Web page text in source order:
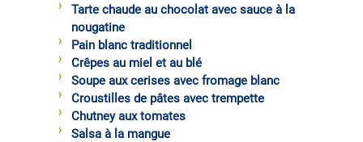
Tarte chaude au chocolat avec sauce à la
nougatine
Pain blanc traditionnel
Crêpes au miel et au blé
Soupe aux cerises avec fromage blanc
Croustilles de pâtes avec trempette
Chutney aux tomates
Salsa à la mangue